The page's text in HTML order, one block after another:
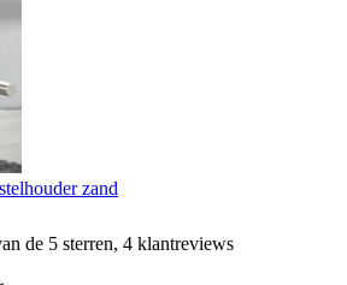
zand
de 5 sterren, 4 klantreviews